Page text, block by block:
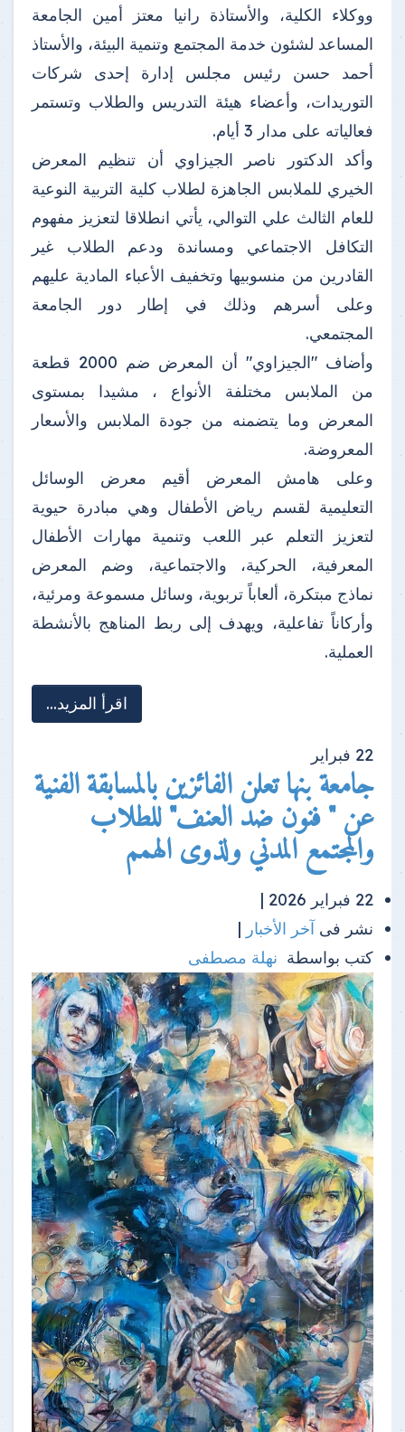
ووكلاء الكلية، والأستاذة رانيا معتز أمين الجامعة
المساعد لشئون خدمة المجتمع وتنمية البيئة، والأستاذ
أحمد حسن رئيس مجلس إدارة إحدى شركات
التوريدات، وأعضاء هيئة التدريس والطلاب وتستمر
فعالياته على مدار 3 أيام.
وأكد الدكتور ناصر الجيزاوي أن تنظيم المعرض
الخيري للملابس الجاهزة لطلاب كلية التربية النوعية
للعام الثالث علي التوالي، يأتي انطلاقا لتعزيز مفهوم
التكافل الاجتماعي ومساندة ودعم الطلاب غير
القادرين من منسوبيها وتخفيف الأعباء المادية عليهم
وعلى أسرهم وذلك في إطار دور الجامعة
المجتمعي.
وأضاف "الجيزاوي" أن المعرض ضم 2000 قطعة
من الملابس مختلفة الأنواع ، مشيدا بمستوى
المعرض وما يتضمنه من جودة الملابس والأسعار
المعروضة.
وعلى هامش المعرض أقيم معرض الوسائل
التعليمية لقسم رياض الأطفال وهي مبادرة حيوية
لتعزيز التعلم عبر اللعب وتنمية مهارات الأطفال
المعرفية، الحركية، والاجتماعية، وضم المعرض
نماذج مبتكرة، ألعاباً تربوية، وسائل مسموعة ومرئية،
وأركاناً تفاعلية، ويهدف إلى ربط المناهج بالأنشطة
العملية.
اقرأ المزيد...
22 فبراير
جامعة بنها تعلن الفائزين بالمسابقة الفنية
عن " فنون ضد العنف" للطلاب
والمجتمع المدني ولذوى الهمم
22 فبراير 2026 |
نشر فى آخر الأخبار |
كتب بواسطة نهلة مصطفى